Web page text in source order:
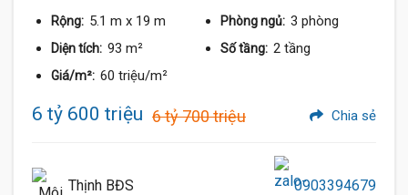
Rộng: 5.1 m x 19 m Phòng ngủ: 3 phòng
Diện tích: 93 m² Số tầng: 2 tầng
Giá/m²: 60 triệu/m²
6 tỷ 600 triệu 6 tỷ 700 triệu Chia sẻ
Thịnh BĐS 0903394679